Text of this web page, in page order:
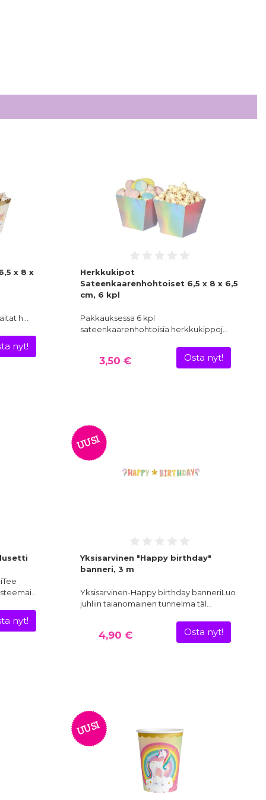
x 8 x
h…
nyt!
Herkkukipot
Sateenkaarenhohtoiset 6,5 x 8 x 6,5
cm, 6 kpl
Pakkauksessa 6 kpl
sateenkaarenhohtoisia herkkukippoj…
3,50 € Osta nyt!
nyt!
UUSI
Yksisarvinen "Happy birthday"
banneri, 3 m
Yksisarvinen-Happy birthday banneriLuo
juhliin taianomainen tunnelma täl…
4,90 € Osta nyt!
UUSI